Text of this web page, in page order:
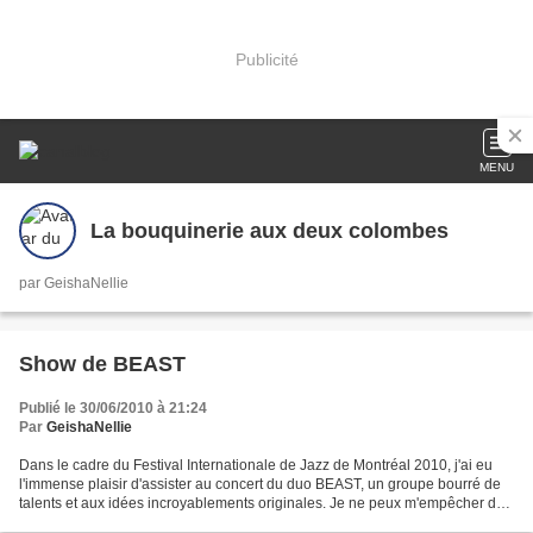
Publicité
MENU
La bouquinerie aux deux colombes
par GeishaNellie
Show de BEAST
Publié le 30/06/2010 à 21:24
Par GeishaNellie
Dans le cadre du Festival Internationale de Jazz de Montréal 2010, j'ai eu
l'immense plaisir d'assister au concert du duo BEAST, un groupe bourré de
talents et aux idées incroyablements originales. Je ne peux m'empêcher de